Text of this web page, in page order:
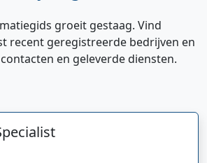
groeit gestaag. Vind
recent geregistreerde bedrijven en
en geleverde diensten.